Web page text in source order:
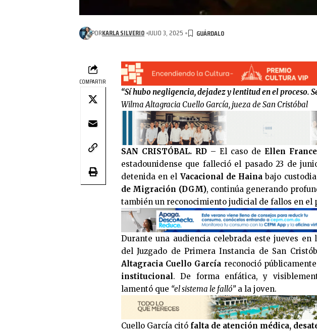
PORKARLA SILVERIO JULIO 3, 2025
COMPARTIR
“Sí hubo negligencia, dejadez y lentitud en el proceso.
Wilma Altagracia Cuello García, jueza de San Cristóbal
SAN CRISTÓBAL. RD– El caso de Ellen
estadounidense que falleció el pasado 23 de
detenida en el Vacacional de Haina bajo
de Migración (DGM), continúa generando
también un reconocimiento judicial de fallos en el
Durante una audiencia celebrada este jueves en
del Juzgado de Primera Instancia de San
Altagracia Cuello García reconoció
institucional. De forma enfática, y
lamentó que “el sistema le falló”a la joven.
Cuello García citó falta de atención médica,